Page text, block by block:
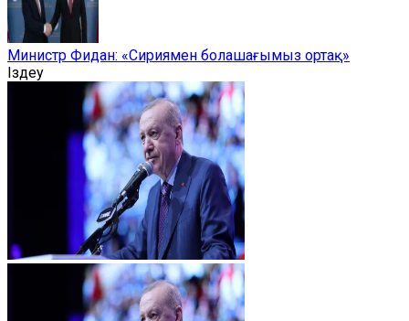
Министр Фидан: «Сириямен болашағымыз ортақ»
Іздеу